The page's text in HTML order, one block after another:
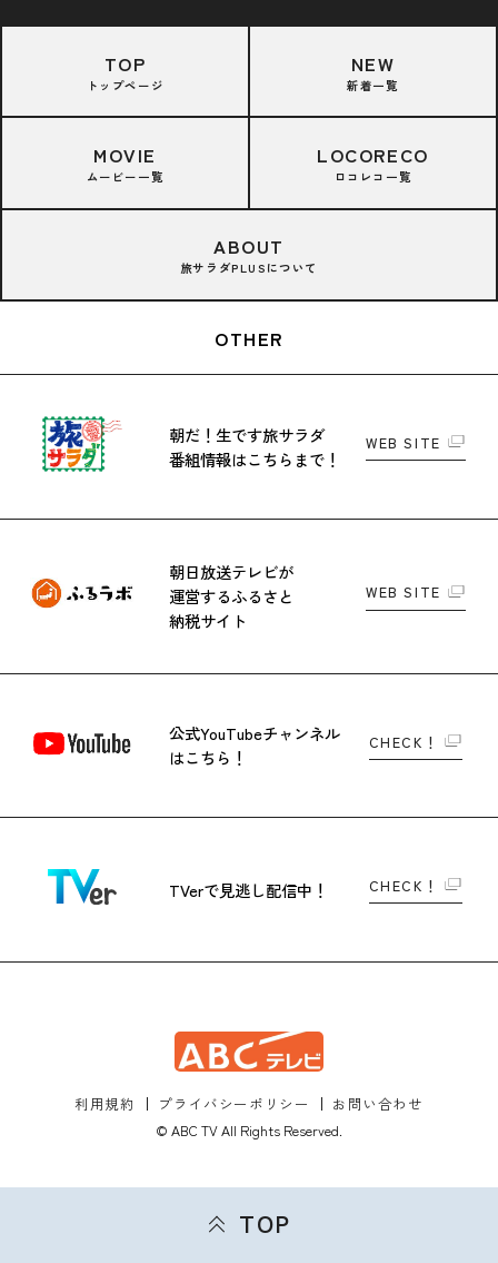
TOP
トップページ
NEW
新着一覧
MOVIE
ムービー一覧
LOCORECO
ロコレコ一覧
ABOUT
旅サラダPLUSについて
OTHER
朝だ！生です旅サラダ
番組情報はこちらまで！
WEB SITE
朝日放送テレビが
運営するふるさと
納税サイト
WEB SITE
公式YouTubeチャンネル
はこちら！
CHECK！
TVerで見逃し配信中！ CHECK！
利用規約 プライバシーポリシー
お問い合わせ
© ABC TV All Rights Reserved.
TOP